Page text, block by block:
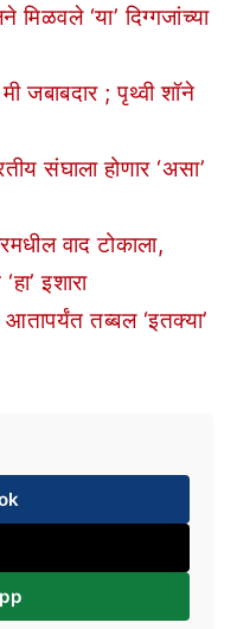
मिळवले ‘या’ दिग्गजांच्या
जबाबदार ; पृथ्वी शॉने
संघाला होणार ‘असा’
वाद टोकाला,
इशारा
तब्बल ‘इतक्या’